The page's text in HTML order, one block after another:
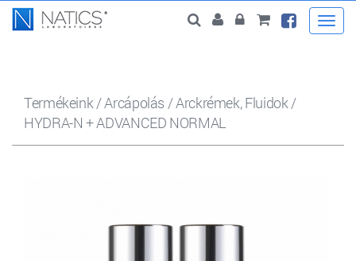
Termékeink/Arcápolás /Arckrémek, Fluidok/
HYDRA-N + ADVANCED NORMAL